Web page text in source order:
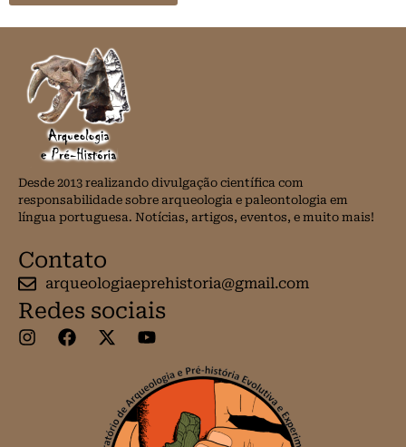
Desde 2013 realizando divulgação científica com
responsabilidade sobre arqueologia e paleontologia em
língua portuguesa. Notícias, artigos, eventos, e muito mais!
Contato
arqueologiaeprehistoria@gmail.com
Redes sociais